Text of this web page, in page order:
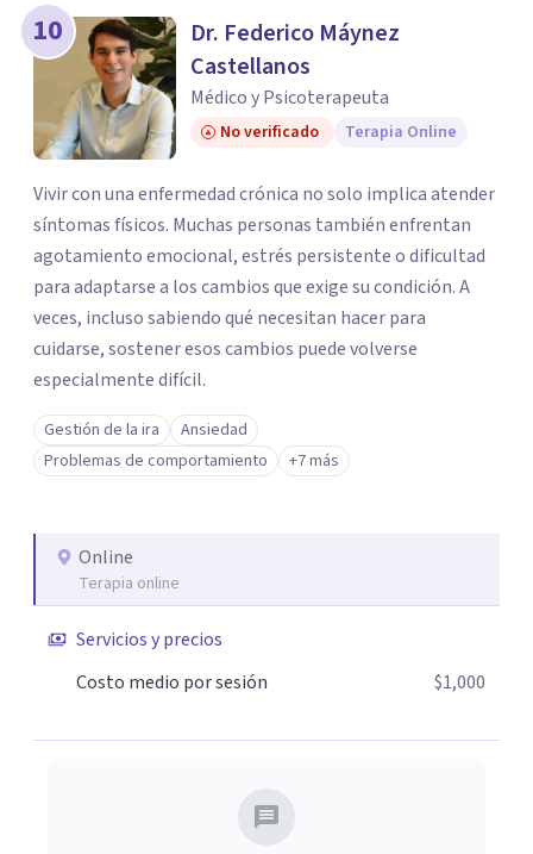
10
Dr. Federico Máynez
Castellanos
Médico y Psicoterapeuta
No verificado Terapia Online
Vivir con una enfermedad crónica no solo implica atender
síntomas físicos. Muchas personas también enfrentan
agotamiento emocional, estrés persistente o dificultad
para adaptarse a los cambios que exige su condición. A
veces, incluso sabiendo qué necesitan hacer para
cuidarse, sostener esos cambios puede volverse
especialmente difícil.
Gestión de la ira
Ansiedad
Problemas de comportamiento
+7 más
Online
Terapia online
Servicios y precios
Costo medio por sesión
$1,000